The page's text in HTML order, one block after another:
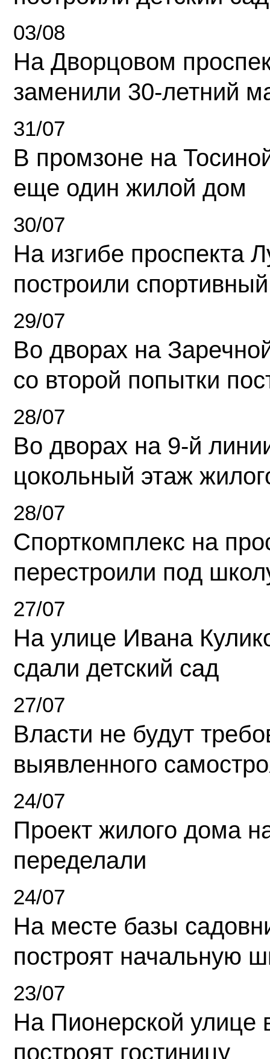
03/08
На Дворцовом
заменили 30-летний
31/07
В промзоне на
еще один жилой дом
30/07
На изгибе проспекта
построили
29/07
Во дворах на
со второй попытки
28/07
Во дворах на 9-й
цокольный этаж
28/07
Спорткомплекс на
перестроили под
27/07
На улице Ивана
сдали детский сад
27/07
Власти не будут
выявленного
24/07
Проект жилого дома
переделали
24/07
На месте базы
построят начальную
23/07
На Пионерской улице
построят гостиницу